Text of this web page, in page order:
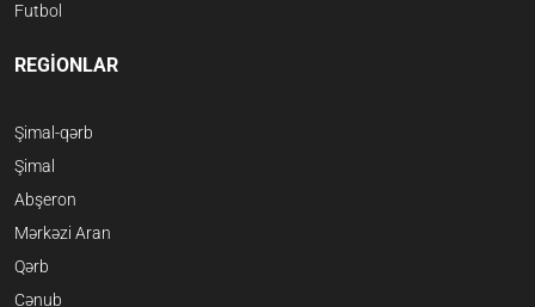
Futbol
REGİONLAR
Şimal-qərb
Şimal
Abşeron
Mərkəzi Aran
Qərb
Cənub